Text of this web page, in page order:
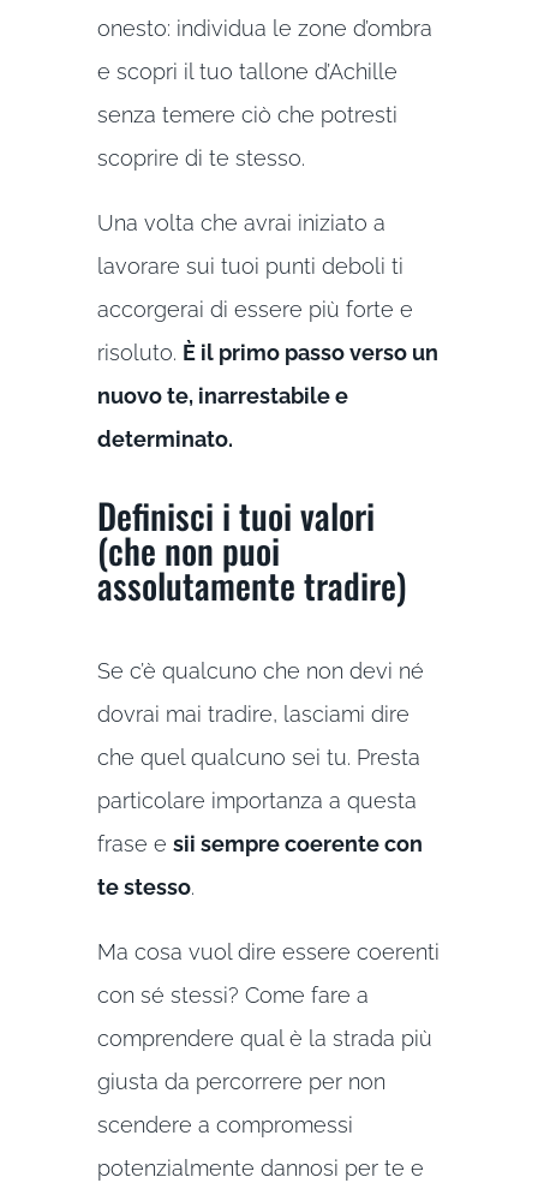
onesto: individua le zone d’ombra
e scopri il tuo tallone d’Achille
senza temere ciò che potresti
scoprire di te stesso.
Una volta che avrai iniziato a
lavorare sui tuoi punti deboli ti
accorgerai di essere più forte e
risoluto. È il primo passo verso un
nuovo te, inarrestabile e
determinato.
Definisci i tuoi valori
(che non puoi
assolutamente tradire)
Se c’è qualcuno che non devi né
dovrai mai tradire, lasciami dire
che quel qualcuno sei tu. Presta
particolare importanza a questa
frase e sii sempre coerente con
te stesso.
Ma cosa vuol dire essere coerenti
con sé stessi? Come fare a
comprendere qual è la strada più
giusta da percorrere per non
scendere a compromessi
potenzialmente dannosi per te e